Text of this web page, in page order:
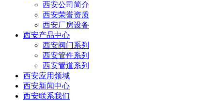
西安公司简介
西安荣誉资质
西安厂房设备
西安产品中心
西安阀门系列
西安管件系列
西安管道系列
西安应用领域
西安新闻中心
西安联系我们